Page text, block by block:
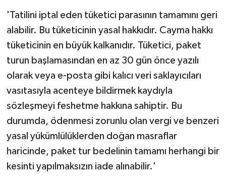
'Tatilini iptal eden tüketici parasının tamamını geri
alabilir. Bu tüketicinin yasal hakkıdır. Cayma hakkı
tüketicinin en büyük kalkanıdır. Tüketici, paket
turun başlamasından en az 30 gün önce yazılı
olarak veya e-posta gibi kalıcı veri saklayıcıları
vasıtasıyla acenteye bildirmek kaydıyla
sözleşmeyi feshetme hakkına sahiptir. Bu
durumda, ödenmesi zorunlu olan vergi ve benzeri
yasal yükümlülüklerden doğan masraflar
haricinde, paket tur bedelinin tamamı herhangi bir
kesinti yapılmaksızın iade alınabilir.'